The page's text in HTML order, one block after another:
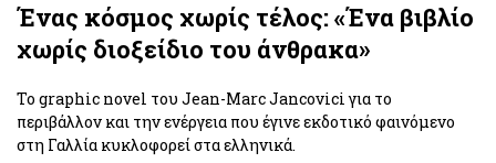
Ένας κόσμος χωρίς τέλος: «Ένα βιβλίο
χωρίς διοξείδιο του άνθρακα»
Το graphic novel του Jean-Marc Jancovici για το
περιβάλλον και την ενέργεια που έγινε εκδοτικό φαινόμενο
στη Γαλλία κυκλοφορεί στα ελληνικά.